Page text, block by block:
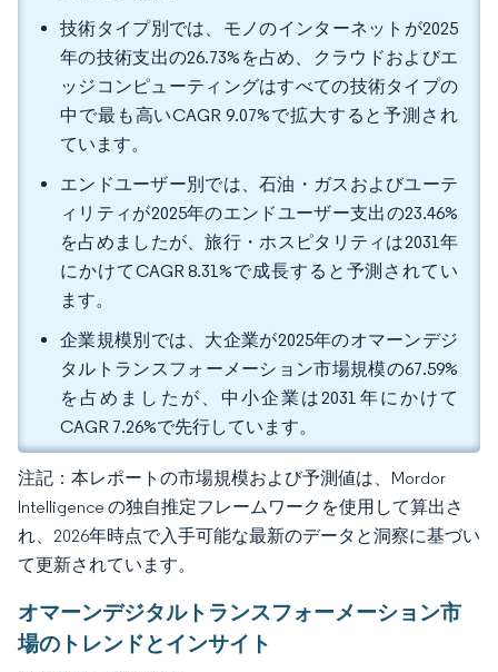
技術タイプ別では、モノのインターネットが2025
年の技術支出の26.73%を占め、クラウドおよびエ
ッジコンピューティングはすべての技術タイプの
中で最も高いCAGR 9.07%で拡大すると予測され
ています。
エンドユーザー別では、石油・ガスおよびユーテ
ィリティが2025年のエンドユーザー支出の23.46%
を占めましたが、旅行・ホスピタリティは2031年
にかけてCAGR 8.31%で成長すると予測されてい
ます。
企業規模別では、大企業が2025年のオマーンデジ
タルトランスフォーメーション市場規模の67.59%
を占めましたが、中小企業は2031年にかけて
CAGR 7.26%で先行しています。
注記：本レポートの市場規模および予測値は、Mordor
Intelligence の独自推定フレームワークを使用して算出さ
れ、2026年時点で入手可能な最新のデータと洞察に基づい
て更新されています。
オマーンデジタルトランスフォーメーション市
場のトレンドとインサイト